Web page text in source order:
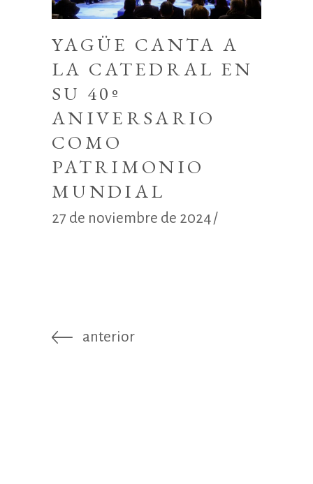
YAGÜE CANTA A
LA CATEDRAL EN
SU 40º
ANIVERSARIO
COMO
PATRIMONIO
MUNDIAL
27 de noviembre de 2024
anterior